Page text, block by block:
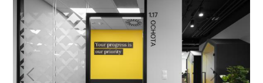
Poprzedni Następny